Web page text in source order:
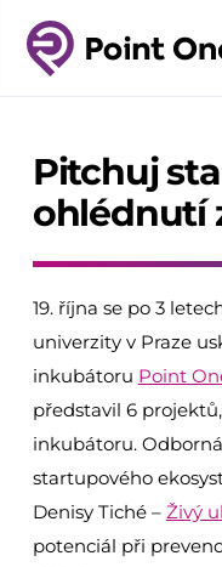
Pitchuj
ohlédnutí
19. října se po 3
univerzity v Praze
inkubátoru Point
představil 6
inkubátoru.
startupového
Denisy Tiché – Živý
potenciál při